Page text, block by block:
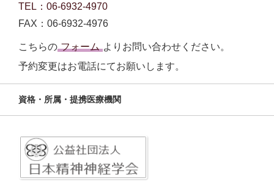
TEL：06-6932-4970
FAX：06-6932-4976
こちらの フォーム よりお問い合わせください。
予約変更はお電話にてお願いします。
資格・所属・提携医療機関